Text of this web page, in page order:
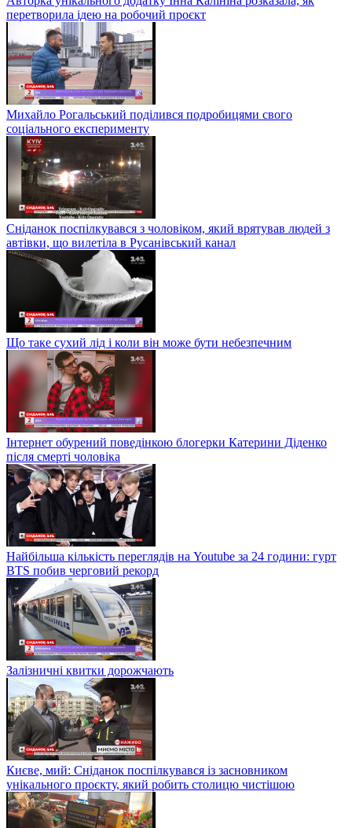
перетворила ідею на робочий проєкт
Михайло Рогальський поділився подробицями свого
соціального експерименту
Сніданок поспілкувався з чоловіком, який врятував людей з
автівки, що вилетіла в Русанівський канал
Що таке сухий лід і коли він може бути небезпечним
Інтернет обурений поведінкою блогерки Катерини Діденко
після смерті чоловіка
Найбільша кількість переглядів на Youtube за 24 години: гурт
BTS побив черговий рекорд
Залізничні квитки дорожчають
Києве, мий: Сніданок поспілкувався із засновником
унікального проєкту, який робить столицю чистішою